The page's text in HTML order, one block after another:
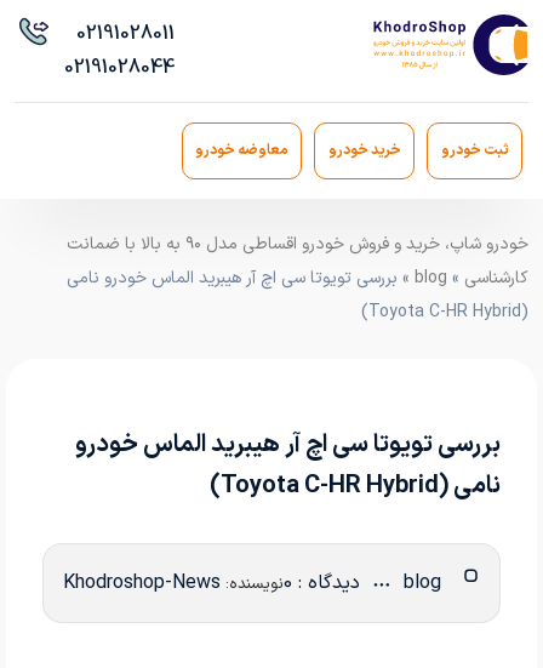
02191028011
02191028044
ثبت خودرو خرید خودرو معاوضه خودرو
خودرو شاپ، خرید و فروش خودرو اقساطی مدل ۹۰ به بالا با ضمانت
کارشناسی »
blog » بررسی تویوتا سی اچ آر هیبرید الماس خودرو نامی
(Toyota C-HR Hybrid)
بررسی تویوتا سی اچ آر هیبرید الماس خودرو
نامی (Toyota C-HR Hybrid)
دیدگاه : 0 نویسنده: Khodroshop-News